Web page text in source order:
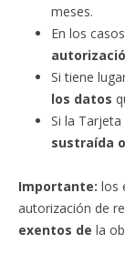
meses.
En los
Si tiene
los datos
Si la
sustraída
Importante: los
autorización de
exentos de la